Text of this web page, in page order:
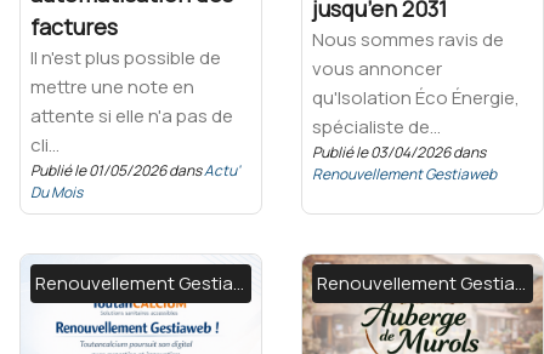
factures
Il n'est plus possible de
mettre une note en
attente si elle n'a pas de
cli...
Publié le 01/05/2026 dansActu'
Du Mois
jusqu’en 2031
Nous sommes ravis de
vous annoncer
qu'Isolation Éco Énergie,
spécialiste de...
Publié le 03/04/2026 dans
Renouvellement Gestiaweb
Renouvellement Gestiaweb Renouvellement Gestiaweb